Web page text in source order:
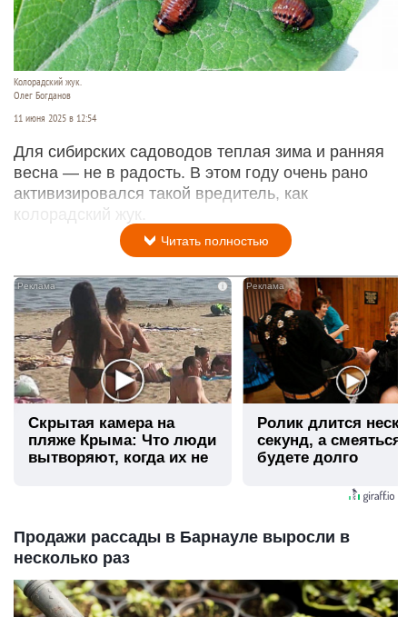
Колорадский жук.
Олег Богданов
11 июня 2025 в 12:54
Для сибирских садоводов теплая зима и ранняя
весна — не в радость. В этом году очень рано
активизировался такой вредитель, как
колорадский жук.
Читать полностью
i
Скрытая камера на
пляже Крыма: Что люди
вытворяют, когда их не
Ролик длится
секунд, а
будете долго
Продажи рассады в Барнауле выросли в
несколько раз